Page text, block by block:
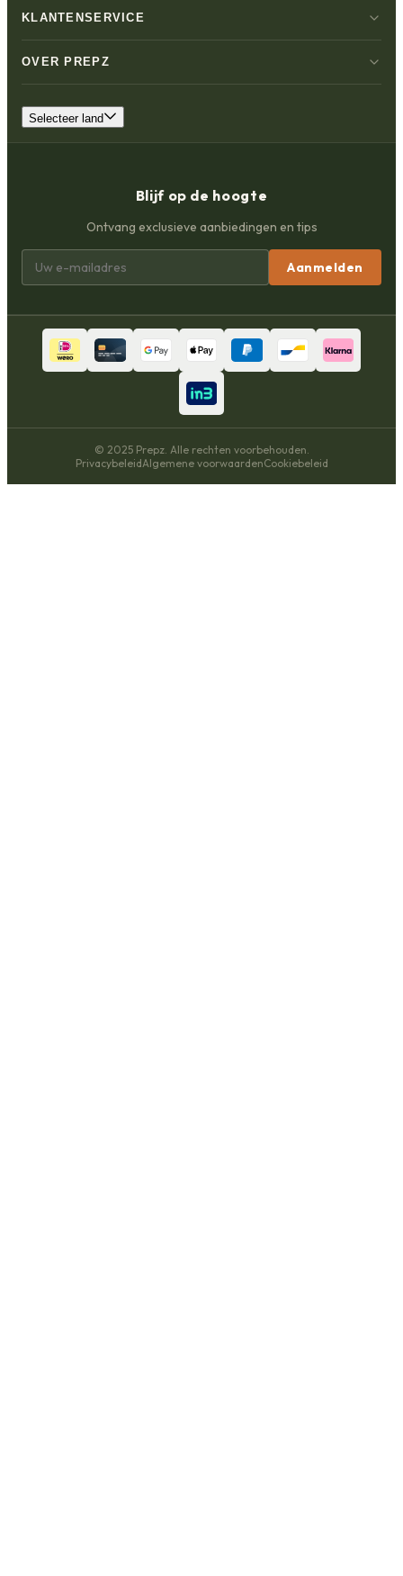
KLANTENSERVICE
OVER PREPZ
Selecteer land
Blijf op de hoogte
Ontvang exclusieve aanbiedingen en tips
Aanmelden
© 2025 Prepz. Alle rechten voorbehouden.
PrivacybeleidAlgemene voorwaardenCookiebeleid